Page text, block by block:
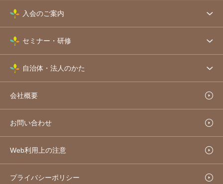
入会のご案内
セミナー・研修
自治体・法人のかた
会社概要
お問い合わせ
Web利用上の注意
プライバシーポリシー